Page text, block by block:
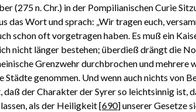
(275 n. Chr.) in der Pompilianischen Curie
das Wort und sprach: „Wir tragen euch,
schon oft vorgetragen haben. Es muß ein
nicht länger bestehen; überdieß drängt die
Grenzwehr durchbrochen und mehrere
Städte genommen. Und wenn auch nichts von
der Charakter der Syrer so leichtsinnig ist,
als der Heiligkeit[690]unserer Gesetze